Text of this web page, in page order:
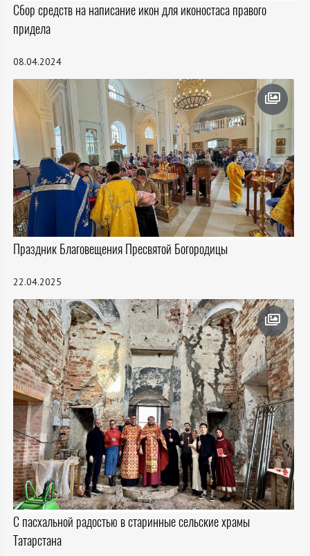
Сбор средств на написание икон для иконостаса правого
придела
08.04.2024
Праздник Благовещения Пресвятой Богородицы
22.04.2025
С пасхальной радостью в старинные сельские храмы
Татарстана